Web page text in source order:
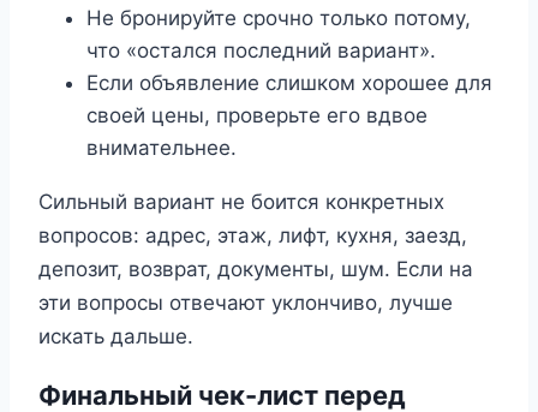
Не бронируйте срочно только потому,
что «остался последний вариант».
Если объявление слишком хорошее для
своей цены, проверьте его вдвое
внимательнее.
Сильный вариант не боится конкретных
вопросов: адрес, этаж, лифт, кухня, заезд,
депозит, возврат, документы, шум. Если на
эти вопросы отвечают уклончиво, лучше
искать дальше.
Финальный чек-лист перед